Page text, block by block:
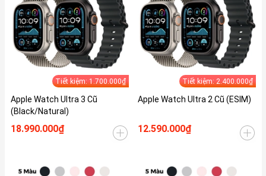
Tiết kiệm: 1.700.000₫
Apple Watch Ultra 3 Cũ
(Black/Natural)
18.990.000₫
Tiết kiệm: 2.400.000₫
Apple Watch Ultra 2 Cũ (ESIM)
12.590.000₫